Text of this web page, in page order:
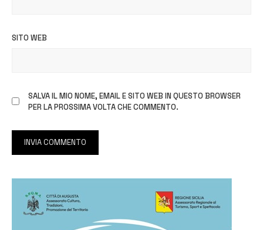
SITO WEB
SALVA IL MIO NOME, EMAIL E SITO WEB IN QUESTO BROWSER
PER LA PROSSIMA VOLTA CHE COMMENTO.